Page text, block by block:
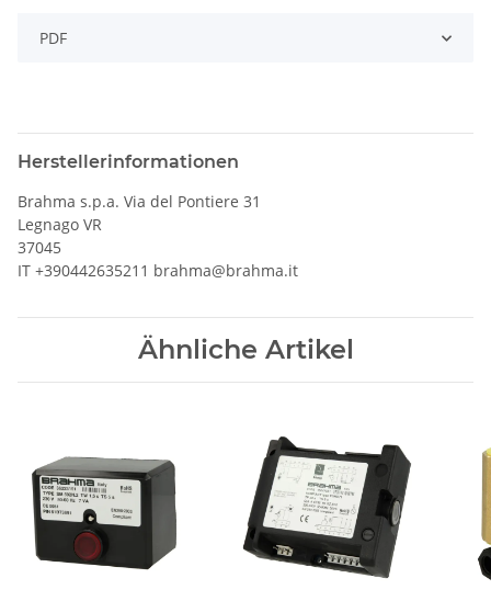
PDF
Herstellerinformationen
Brahma s.p.a. Via del Pontiere 31
Legnago VR
37045
IT +390442635211 brahma@brahma.it
Ähnliche Artikel